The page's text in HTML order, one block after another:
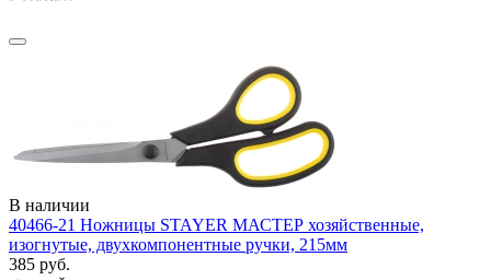
В наличии
40466-21 Ножницы STAYER МАСТЕР хозяйственные,
изогнутые, двухкомпонентные ручки, 215мм
385 руб.